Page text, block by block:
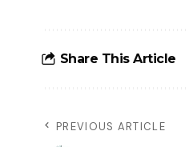
Share This Article
PREVIOUS ARTICLE